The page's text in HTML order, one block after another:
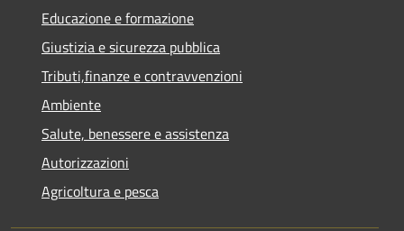
Educazione e formazione
Giustizia e sicurezza pubblica
Tributi,finanze e contravvenzioni
Ambiente
Salute, benessere e assistenza
Autorizzazioni
Agricoltura e pesca